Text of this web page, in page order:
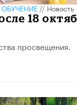
//Новость
18
просвещения.